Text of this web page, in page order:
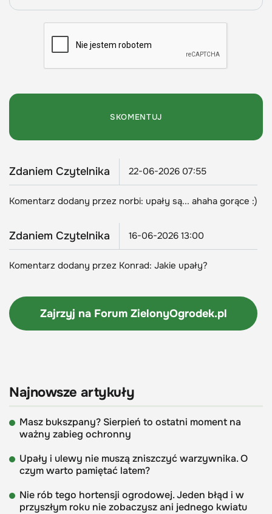
Zdaniem Czytelnika 22-06-2026 07:55
Komentarz dodany przez norbi: upały są... ahaha gorące :)
Zdaniem Czytelnika 16-06-2026 13:00
Komentarz dodany przez Konrad: Jakie upały?
Zajrzyj na Forum ZielonyOgrodek.pl
Najnowsze artykuły
Masz bukszpany? Sierpień to ostatni moment na
ważny zabieg ochronny
Upały i ulewy nie muszą zniszczyć warzywnika. O
czym warto pamiętać latem?
Nie rób tego hortensji ogrodowej. Jeden błąd i w
przyszłym roku nie zobaczysz ani jednego kwiatu